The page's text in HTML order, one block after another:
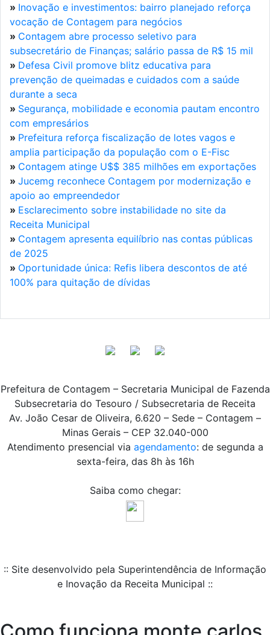
» Inovação e investimentos: bairro planejado reforça
vocação de Contagem para negócios
» Contagem abre processo seletivo para
subsecretário de Finanças; salário passa de R$ 15 mil
» Defesa Civil promove blitz educativa para
prevenção de queimadas e cuidados com a saúde
durante a seca
» Segurança, mobilidade e economia pautam encontro
com empresários
» Prefeitura reforça fiscalização de lotes vagos e
amplia participação da população com o E-Fisc
» Contagem atinge U$$ 385 milhões em exportações
» Jucemg reconhece Contagem por modernização e
apoio ao empreendedor
» Esclarecimento sobre instabilidade no site da
Receita Municipal
» Contagem apresenta equilíbrio nas contas públicas
de 2025
» Oportunidade única: Refis libera descontos de até
100% para quitação de dívidas
Prefeitura de Contagem – Secretaria Municipal de Fazenda
Subsecretaria do Tesouro / Subsecretaria de Receita
Av. João Cesar de Oliveira, 6.620 – Sede – Contagem –
Minas Gerais – CEP 32.040-000
Atendimento presencial via agendamento: de segunda a
sexta-feira, das 8h às 16h
Saiba como chegar:
:: Site desenvolvido pela Superintendência de Informação
e Inovação da Receita Municipal ::